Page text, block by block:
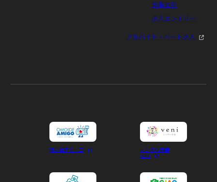
募集要項
求人エントリー
アルバイト・パート求人
想い出アミーゴ
レンタル琉装
veni